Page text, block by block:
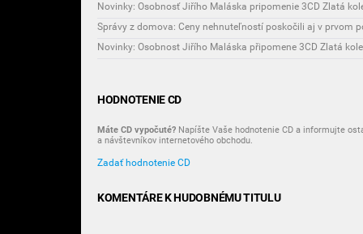
Novinky: Osobnosť Jiřího Maláska pripomenie 3CD Zlatá
Správy z domova: Ceny nehnuteľností poskočili aj v prvom
HODNOTENIE CD
Máte CD vypočuté? Napíšte Vaše hodnotenie CD a informujte
a návštevníkov internetového obchodu.
Zadať hodnotenie CD
KOMENTÁRE K HUDOBNÉMU TITULU